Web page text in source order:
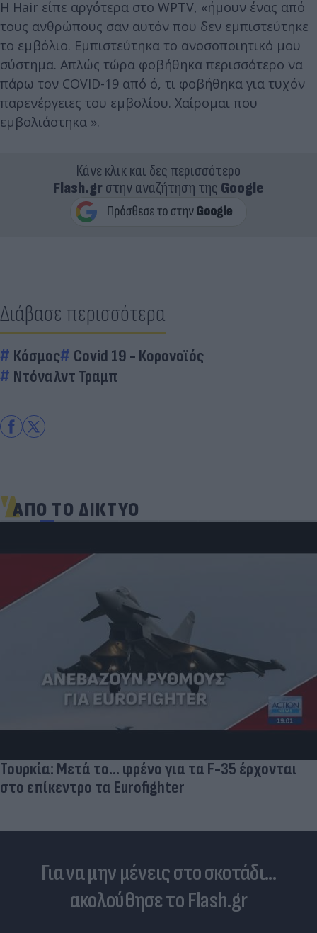
Η Hair είπε αργότερα στο WPTV, «ήμουν ένας από
τους ανθρώπους σαν αυτόν που δεν εμπιστεύτηκε
το εμβόλιο. Εμπιστεύτηκα το ανοσοποιητικό μου
σύστημα. Απλώς τώρα φοβήθηκα περισσότερο να
πάρω τον COVID-19 από ό, τι φοβήθηκα για τυχόν
παρενέργειες του εμβολίου. Χαίρομαι που
εμβολιάστηκα ».
Κάνε κλικ και δες περισσότερο
Flash.grστην αναζήτηση της Google
Διάβασε περισσότερα
Κόσμος
Covid 19 - Κορονοϊός
Ντόναλντ Τραμπ
ΑΠΟ ΤΟ ΔΙΚΤΥΟ
Τουρκία: Μετά το... φρένο για τα F-35 έρχονται
στο επίκεντρο τα Eurofighter
Για να μην μένεις στο σκοτάδι...
ακολούθησε το Flash.gr